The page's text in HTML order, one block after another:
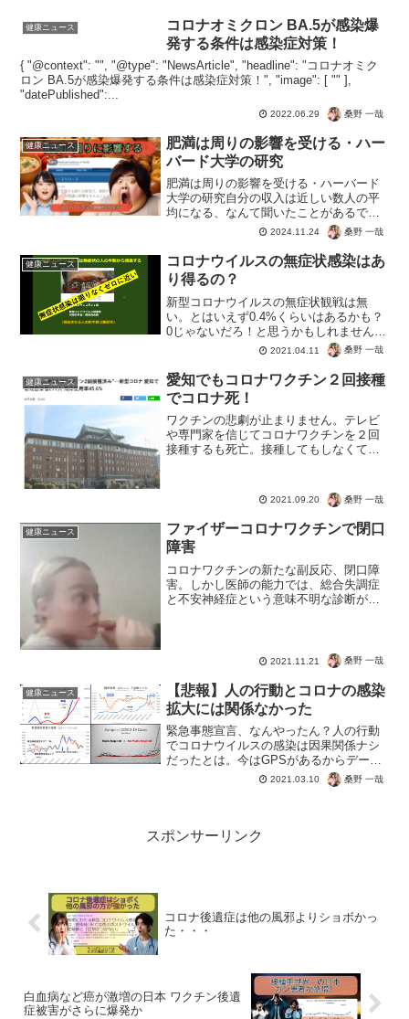
健康ニュース
コロナオミクロン BA.5が感染爆
発する条件は感染症対策！
{ "@context": "", "@type": "NewsArticle", "headline": "コロナオミク
ロン BA.5が感染爆発する条件は感染症対策！", "image": [ "" ],
"datePublished":...
2022.06.29 桑野 一哉
健康ニュース
肥満は周りの影響を受ける・ハー
バード大学の研究
肥満は周りの影響を受ける・ハーバード
大学の研究自分の収入は近しい数人の平
均になる、なんて聞いたことがあるでし
ょう。実は肥満も同じで、周りの影響を
受けて伝染してしまうとは。正確には肥
満になる習慣の影響を受けてしまうので
しょうね。具体的に２つの...
2024.11.24 桑野 一哉
健康ニュース
コロナウイルスの無症状感染はあ
り得るの？
新型コロナウイルスの無症状観戦は無
い。とはいえず0.4%くらいはあるかも？
0じゃないだろ！と思うかもしれません
が、この確率の対策が必要か？というこ
とですね。ましてやコロナに感染しても
ただの風邪でしかない。そのために、未
だに感染予防効果の科学...
2021.04.11 桑野 一哉
健康ニュース
愛知でもコロナワクチン２回接種
でコロナ死！
ワクチンの悲劇が止まりません。テレビ
や専門家を信じてコロナワクチンを２回
接種するも死亡。接種してもしなくても
亡くなっただけという可能性もあります
ね。もう国民がパニックに...
2021.09.20 桑野 一哉
健康ニュース
ファイザーコロナワクチンで閉口
障害
コロナワクチンの新たな副反応、閉口障
害。しかし医師の能力では、総合失調症
と不安神経症という意味不明な診断が限
もコロナ怖いとか馬鹿丸出...
2021.11.21 桑野 一哉
健康ニュース
【悲報】人の行動とコロナの感染
拡大には関係なかった
緊急事態宣言、なんやったん？人の行動
でコロナウイルスの感染は因果関係ナシ
だったとは。今はGPSがあるからデータ
で客観的に比較できますね。テレビなど
では人の出が多い少ないなどやっていま
2021.03.10 桑野 一哉
スポンサーリンク
コロナ後遺症は他の風邪よりショボかっ
た・・・
白血病など癌が激増の日本 ワクチン後遺
症被害がさらに爆発か